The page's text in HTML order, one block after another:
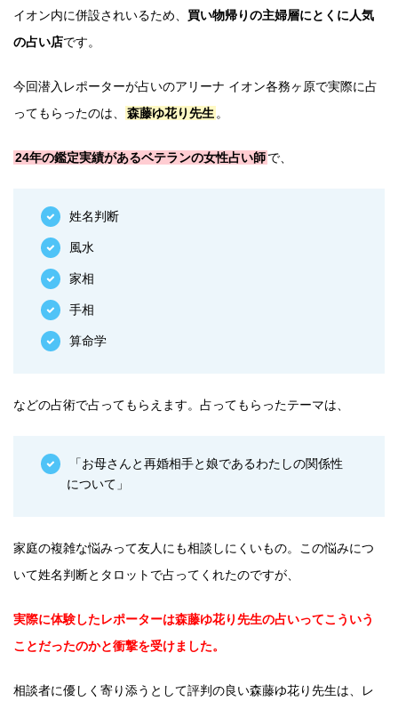
イオン内に併設されいるため、 買い物帰りの主婦層にとくに人気
の占い店です。
今回潜入レポーターが占いのアリーナ イオン各務ヶ原で実際に占
ってもらったのは、
森藤ゆ花り先生。
24年の鑑定実績があるベテランの女性占い師で、
姓名判断
風水
家相
手相
算命学
などの占術で占ってもらえます。占ってもらったテーマは、
「お母さんと再婚相手と娘であるわたしの関係性
について」
家庭の複雑な悩みって友人にも相談しにくいもの。この悩みにつ
いて姓名判断とタロットで占ってくれたのですが、
実際に体験したレポーターは森藤ゆ花り先生の占いってこういう
ことだったのかと衝撃を受けました。
相談者に優しく寄り添うとして評判の良い森藤ゆ花り先生は、レ